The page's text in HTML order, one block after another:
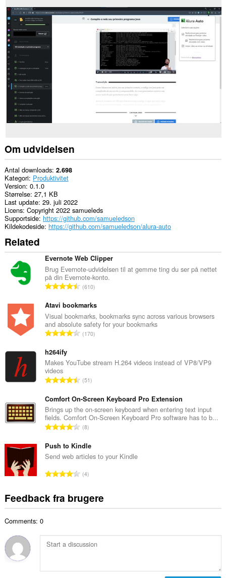
adgang
dine
data
på
nogle
websteder.
Om udvidelsen
Antal downloads 2.698
Kategori Produktivitet
Version 0.1.0
Størrelse 27,1 KB
Last update 29. juli 2022
Licens Copyright 2022 samueleds
Supportside https://github.com/samueledson
Kildekodeside https://github.com/samueledson/alura-auto
Related
Evernote Web Clipper
Brug Evernote-udvidelsen til at gemme ting du ser på nettet
på din Evernote-konto.
A
t
a
l
b
ø
m
m
e
l
s
e
i
a
t
610
Atavi bookmarks
Visual bookmarks, bookmarks sync across various browsers
and absolute safety for your bookmarks
A
a
b
d
ø
m
m
e
l
e
i
a
:
170
h264ify
Makes YouTube stream H.264 videos instead of VP8/VP9
videos
A
t
a
l
b
d
ø
m
m
l
s
i
a
t
51
Comfort On-Screen Keyboard Pro Extension
Brings up the on-screen keyboard when entering text input
fields. Comfort On-Screen Keyboard Pro software has to b...
A
t
a
b
d
ø
e
l
8
Push to Kindle
Send web articles to your Kindle
A
a
e
d
m
4
Feedback fra brugere
Comments: 0